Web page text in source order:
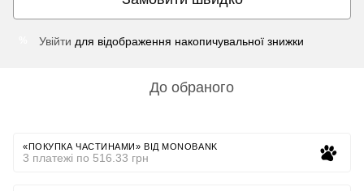
Увійти для відображення накопичувальної знижки
До обраного
«ПОКУПКА ЧАСТИНАМИ» ВІД MONOBANK
3 платежі по 516.33 грн